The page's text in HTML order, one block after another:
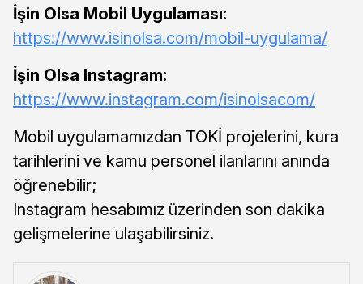
İşin Olsa Mobil Uygulaması:
https://www.isinolsa.com/mobil-uygulama/
İşin Olsa Instagram:
https://www.instagram.com/isinolsacom/
Mobil uygulamamızdan TOKİ projelerini, kura
tarihlerini ve kamu personel ilanlarını anında
öğrenebilir;
Instagram hesabımız üzerinden son dakika
gelişmelerine ulaşabilirsiniz.